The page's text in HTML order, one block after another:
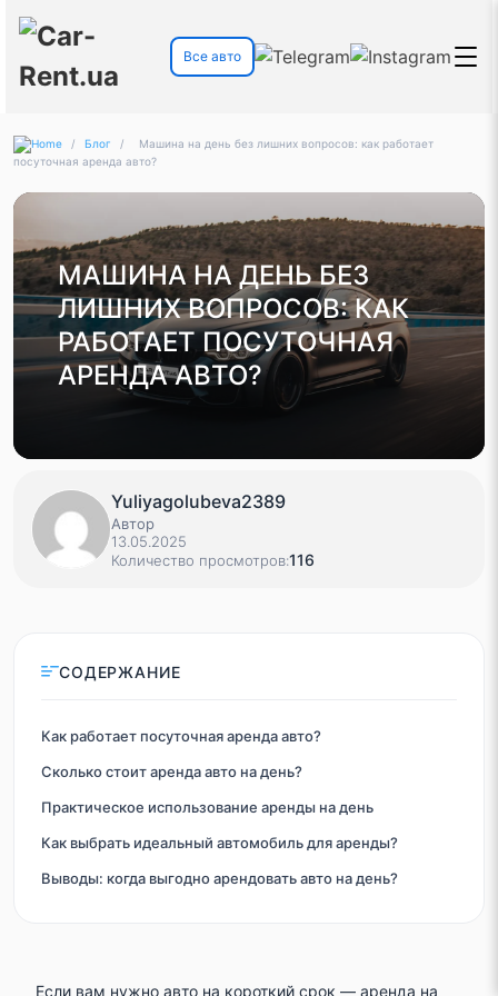
Все авто
/ Блог /
Машина на день без лишних вопросов: как работает
посуточная аренда авто?
МАШИНА НА ДЕНЬ БЕЗ
ЛИШНИХ ВОПРОСОВ: КАК
РАБОТАЕТ ПОСУТОЧНАЯ
АРЕНДА АВТО?
Yuliyagolubeva2389
Автор
13.05.2025
Количество просмотров:116
СОДЕРЖАНИЕ
Как работает посуточная аренда авто?
Сколько стоит аренда авто на день?
Практическое использование аренды на день
Как выбрать идеальный автомобиль для аренды?
Выводы: когда выгодно арендовать авто на день?
Если вам нужно авто на короткий срок — аренда на